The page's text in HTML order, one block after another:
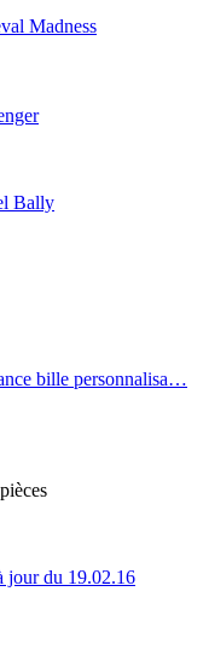
Madness
Bally
bille personnalisa…
jour du 19.02.16